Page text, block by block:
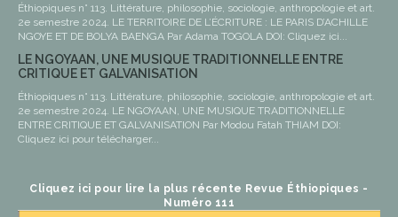
Éthiopiques n° 113. Littérature, philosophie, sociologie, anthropologie et art.
2e semestre 2024. LE TERRITOIRE DE L’ÉCRITURE : LE PARIS D’ACHILLE
NGOYE ET DE BOLYA BAENGA Par Adama TOGOLA DOI: Cliquez ici...
LE NGOYAAN, UNE MUSIQUE TRADITIONNELLE ENTRE
CRITIQUE ET GALVANISATION
Éthiopiques n° 113. Littérature, philosophie, sociologie, anthropologie et art.
2e semestre 2024. LE NGOYAAN, UNE MUSIQUE TRADITIONNELLE
ENTRE CRITIQUE ET GALVANISATION Par Modou Fatah THIAM DOI:
Cliquez ici pour télécharger...
Cliquez ici pour lire la plus récente Revue Éthiopiques -
Numéro 111